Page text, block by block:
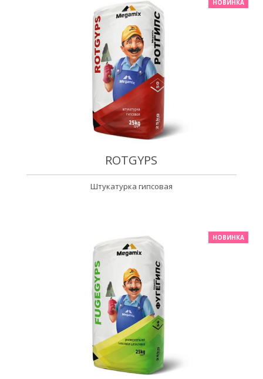
НОВИНКА
ROTGYPS
Штукатурка гипсовая
НОВИНКА